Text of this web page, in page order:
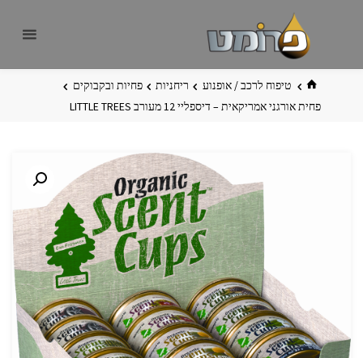
בית טיפוח לרכב / אופנוע ריחניות
פחיות ובקבוקים
פחית אורגני אמריקאית – דיספליי 12 מעורב LITTLE TREES